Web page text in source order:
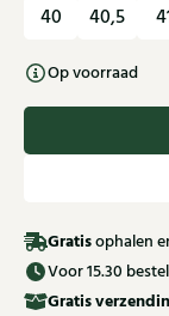
40
40,5
Op voorraad
Gratisophalen
Voor 15.30
Gratis